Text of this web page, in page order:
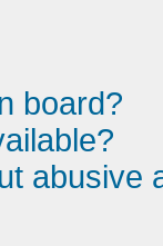
board?
abusive